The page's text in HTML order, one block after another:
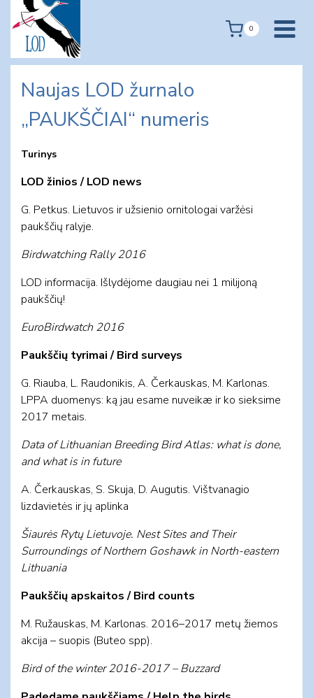
content
0
Naujas LOD žurnalo
„PAUKŠČIAI“ numeris
Turinys
LOD žinios / LOD news
G. Pet­kus. Lietuvos ir užsienio ornitologai varžėsi
paukščių ralyje.
Birdwatching Rally 2016
LOD informacija. Išlydėjome daugiau nei 1 milijoną
paukščių!
EuroBirdwatch 2016
Paukščių tyrimai / Bird surveys
G. Riau­ba, L. Rau­do­ni­kis, A. Čer­kaus­kas, M. Kar­lo­nas.
LPPA duomenys: ką jau esame nuveikæ ir ko sieksime
2017 metais.
Data of Lithuanian Breeding Bird Atlas: what is done,
and what is in future
A. Čer­kaus­kas, S. Skuja, D. Augutis. Višt­va­na­gio
lizdavietės ir jų aplinka
Šiaurės Rytų Lietuvoje. Nest Sites and Their
Surroundings of Northern Goshawk in North-eastern
Lithuania
Paukščių apskaitos / Bird counts
M. Ružauskas, M. Karlonas. 2016–2017 metų žiemos
akcija – suopis (Buteo spp).
Bird of the winter 2016-2017 – Buzzard